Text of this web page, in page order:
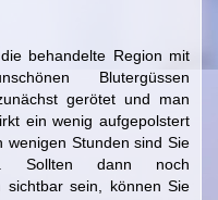
behandelte Region mit
Blutergüssen
gerötet und man
ein wenig aufgepolstert
wenigen Stunden sind Sie
Sollten dann noch
sichtbar sein, können Sie